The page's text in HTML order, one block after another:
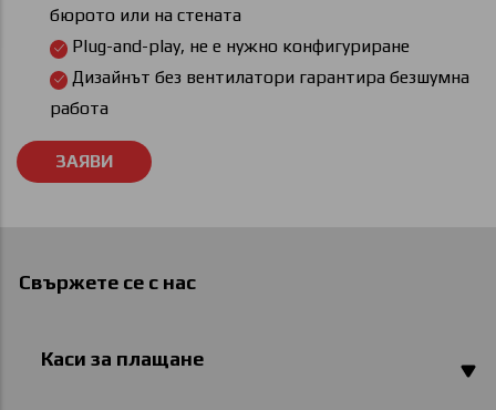
бюрото или на стената
Plug-and-play, не е нужно конфигуриране
Дизайнът без вентилатори гарантира безшумна
работа
Свържете се с нас
Каси за плащане